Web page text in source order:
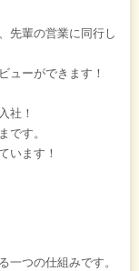
先輩の営業に同行し
ューができます！
社！
です。
います！
一つの仕組みです。